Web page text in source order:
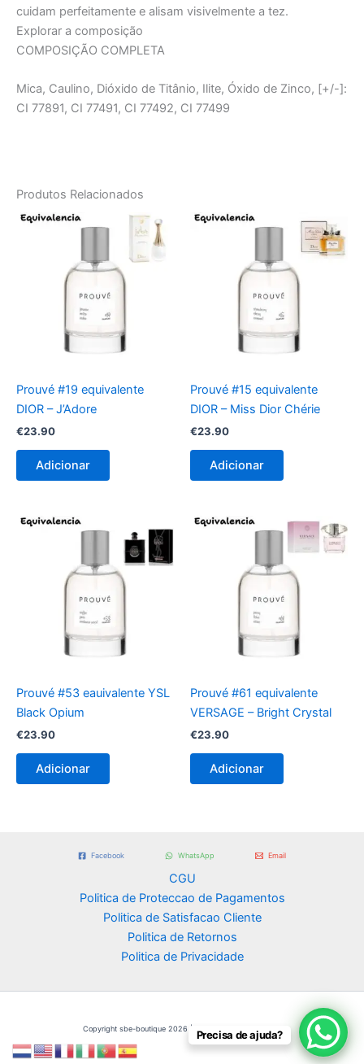
cuidam perfeitamente e alisam visivelmente a tez.
Explorar a composição
COMPOSIÇÃO COMPLETA
Mica, Caulino, Dióxido de Titânio, Ilite, Óxido de Zinco, [+/-]:
CI 77891, CI 77491, CI 77492, CI 77499
Produtos Relacionados
Prouvé #19 equivalente
DIOR – J’Adore
€23.90
Adicionar
Prouvé #15 equivalente
DIOR – Miss Dior Chérie
€23.90
Adicionar
Prouvé #53 eauivalente YSL
Black Opium
€23.90
Adicionar
Prouvé #61 equivalente
VERSAGE – Bright Crystal
€23.90
Adicionar
Facebook WhatsApp Email
CGU
Politica de Proteccao de Pagamentos
Politica de Satisfacao Cliente
Politica de Retornos
Politica de Privacidade
Copyright sbe-boutique 2026 | Powered byPrecisa de ajuda?